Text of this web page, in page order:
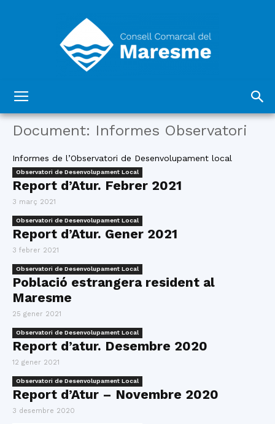
Comarcal
del
Maresme
Document: Informes Observatori
Informes de l’Observatori de Desenvolupament local
Observatori de Desenvolupament Local
Report d’Atur. Febrer 2021
3 març 2021
Observatori de Desenvolupament Local
Report d’Atur. Gener 2021
3 febrer 2021
Observatori de Desenvolupament Local
Població estrangera resident al
Maresme
25 gener 2021
Observatori de Desenvolupament Local
Report d’atur. Desembre 2020
12 gener 2021
Observatori de Desenvolupament Local
Report d’Atur – Novembre 2020
3 desembre 2020